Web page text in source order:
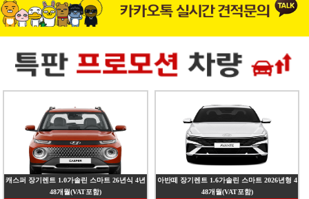
캐스퍼 장기렌트 1.0가솔린 스마트 26년식 4년
4인승 2WD
48개월(VAT포함)
아반떼 장기렌트 1.6가솔린 스마트 2026년형 4
년 5인승 2WD
48개월(VAT포함)